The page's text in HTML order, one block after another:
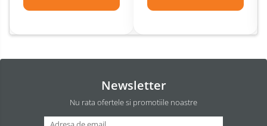
Newsletter
Nu rata ofertele si promotiile noastre